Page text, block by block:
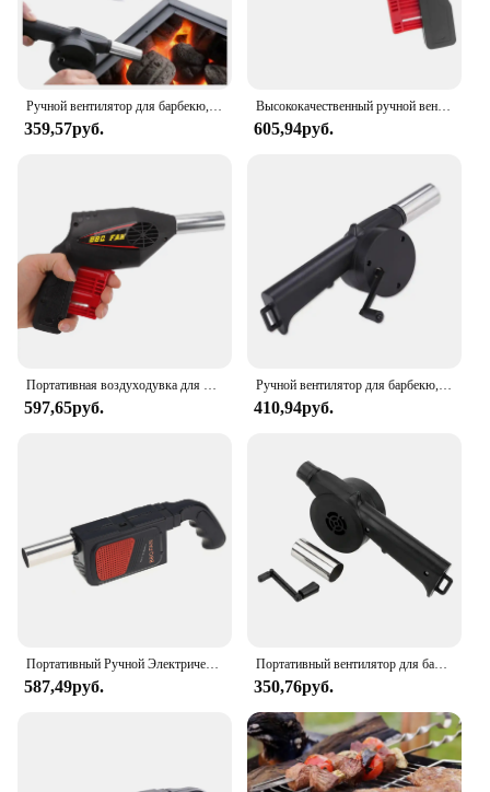
359,57руб.
Высококачественный ручной вентилятор для барбекю, воздуходувка, инструменты для барбекю, нажимной сильфонный пистолет, Прямая поставка
605,94руб.
597,65руб. 410,94руб.
587,49руб.
Портативный вентилятор для барбекю, инструменты для барбекю с сильфоном, аксессуары для барбекю, ручная насадка, аксессуары для пикника и кемпинга
350,76руб.